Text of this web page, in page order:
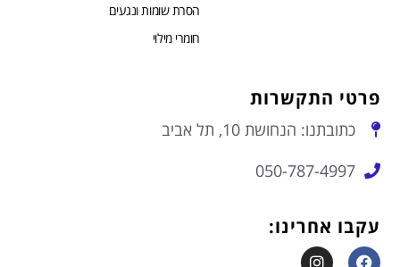
הסרת שומות ונגעים
חומרי מילוי
פרטי התקשרות
כתובתנו: הנחושת 10, תל אביב
050-787-4997
עקבו אחרינו: